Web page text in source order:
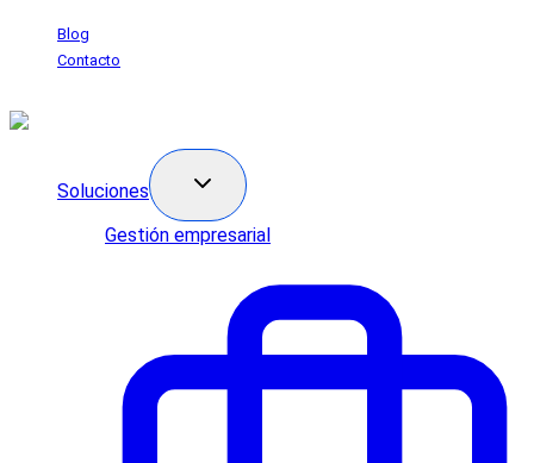
SaltarBlog
Contacto
Soluciones
Gestión empresarial